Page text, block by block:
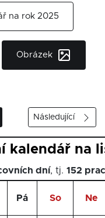
na rok 2025
Obrázek
Následující
kalendář na
dní, tj. 152
Pá So Ne